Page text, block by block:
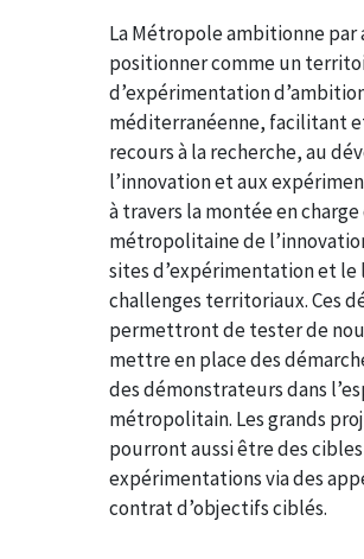
La Métropole ambitionne par
positionner comme un
d’expérimentation
méditerranéenne, facilitant
recours à la recherche, au
l’innovation et aux
à travers la montée en
métropolitaine de
sites d’expérimentation et le
challenges territoriaux. Ces
permettront de tester de
mettre en place des
des démonstrateurs dans
métropolitain. Les grands
pourront aussi être des
expérimentations via des
contrat d’objectifs ciblés.